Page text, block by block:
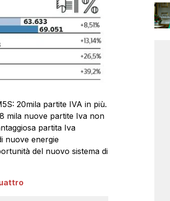
20mila partite IVA in più.
mila nuove partite Iva non
partita Iva
nuove energie
del nuovo sistema di